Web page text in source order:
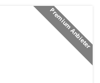
Premium Anbieter